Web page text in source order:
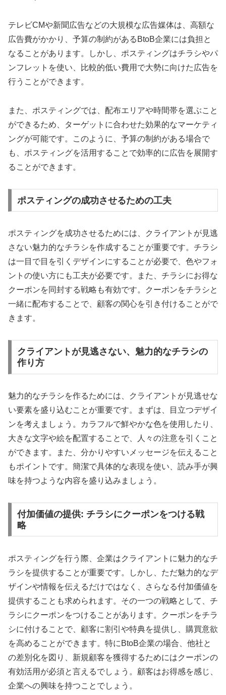
テレビCMや新聞広告などの大規模な広告媒体は、高額な
広告費がかかり、予算の制約があるBtoB企業には負担と
なることがあります。しかし、ポスティングはチラシやパ
ンフレットを使い、比較的低い費用で大勢に向けた広告を
行うことができます。
また、ポスティングでは、配布エリアや時間帯を選ぶこと
ができるため、ターゲットに合わせた効果的なマーケティ
ングが可能です。このように、予算の制約がある場合で
も、ポスティングを活用することで効率的に広告を展開す
ることができます。
ポスティングの成功させるための工夫
ポスティングを成功させるためには、クライアントが見逃
さない魅力的なチラシを作成することが重要です。チラシ
は一目で目を引くデザインにすることが必要で、色やフォ
ントの使い方にも工夫が必要です。また、チラシにお得な
クーポンを同封する戦略も有効です。クーポンをチラシと
一緒に配布することで、顧客の関心を引き付けることがで
きます。
クライアントが見逃さない、魅力的なチラシの
作り方
魅力的なチラシを作るためには、クライアントが見逃せな
い要素を盛り込むことが重要です。まずは、目立つデザイ
ンを考えましょう。カラフルで鮮やかな色を使用したり、
大きな文字や絵を配置することで、人々の注意を引くこと
ができます。また、分かりやすいメッセージを伝えること
もポイントです。簡潔で具体的な表現を使い、読み手が興
味を持つような内容を盛り込みましょう。
付加価値の提供: チラシにクーポンをつける戦
略
ポスティングを行う際、企業はクライアントに魅力的なチ
ラシを提供することが重要です。しかし、ただ魅力的なデ
ザインや情報を伝えるだけではなく、さらなる付加価値を
提供することも求められます。その一つの戦略として、チ
ラシにクーポンをつけることがあります。クーポンをチラ
シに付けることで、顧客に割引や特典を提供し、購買意欲
を高めることができます。特にBtoB企業の場合、他社と
の差別化を図り、新規顧客を獲得するためにはクーポンの
有効活用が必須と言えるでしょう。顧客はお得感を感じ、
企業への興味を持つことでしょう。